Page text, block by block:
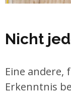
Nicht
Eine andere,
Erkenntnis